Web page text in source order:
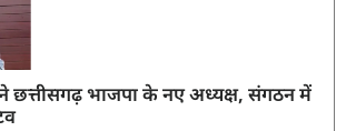
छत्तीसगढ़ भाजपा के नए अध्यक्ष, संगठन में